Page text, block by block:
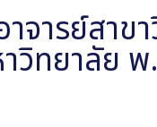
รย์สาขา
าวิทยาลัย